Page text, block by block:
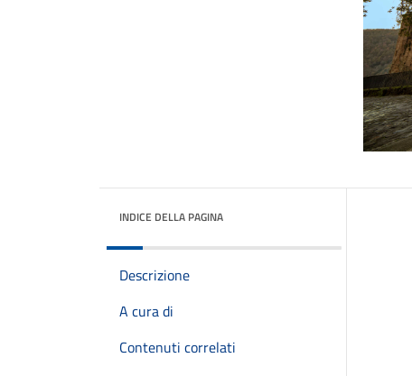
INDICE DELLA PAGINA
Descrizione
A cura di
Contenuti correlati